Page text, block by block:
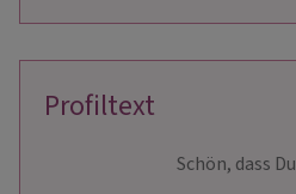
Profiltext
Schön, dass